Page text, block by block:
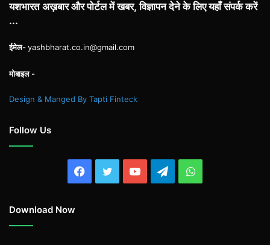
यशभारत अख़बार और पोर्टल में खबर, विज्ञापन देने के लिए यहाँ संपर्क करें
...
ईमेल-yashbharat.co.in@gmail.com
मोबाइल -
Design & Manged By Tapti Finteck
Follow Us
Facebook
TwitterYouTubeTelegramWhatsApp
Download Now